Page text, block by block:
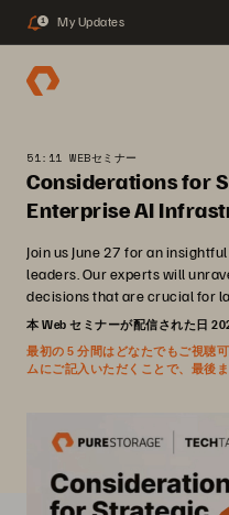
1 My Updates
51:11 WEBセミナー
Considerations for
Enterprise AI
Join us June 27 for an
leaders. Our experts will
decisions that are crucial for
本 Web セミナーが配信された日
最初の 5 分間はどなたでもご視聴
ムにご記入いただくことで、最後